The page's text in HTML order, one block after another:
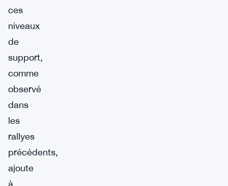
ces
niveaux
de
support,
comme
observé
dans
les
rallyes
précédents,
ajoute
à